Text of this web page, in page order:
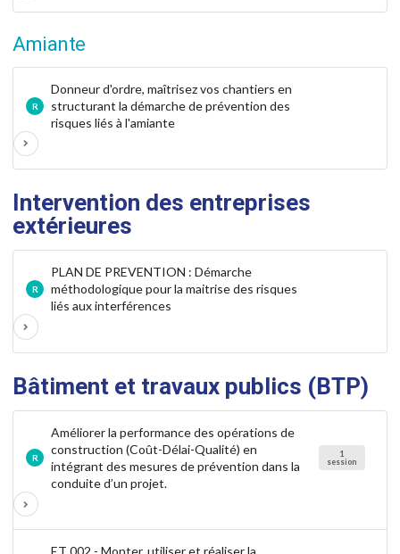
Amiante
R
Donneur d'ordre, maîtrisez vos chantiers en
structurant la démarche de prévention des
risques liés à l'amiante
Intervention des entreprises
extérieures
R
PLAN DE PREVENTION : Démarche
méthodologique pour la maitrise des risques
liés aux interférences
Bâtiment et travaux publics (BTP)
R
Améliorer la performance des opérations de
construction (Coût-Délai-Qualité) en
intégrant des mesures de prévention dans la
conduite d’un projet.
1
session